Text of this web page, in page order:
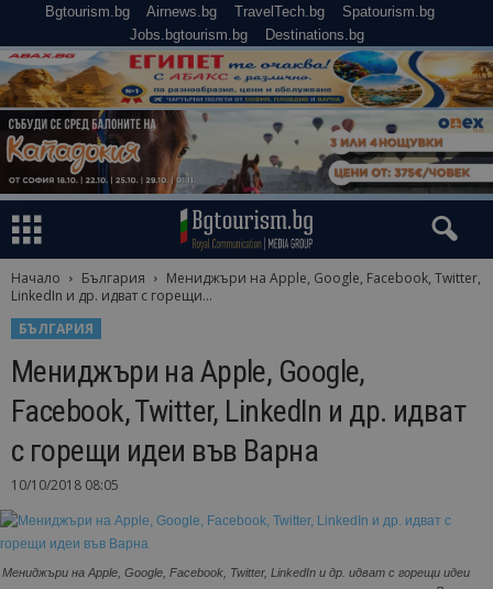
Bgtourism.bg Airnews.bg TravelTech.bg
Spatourism.bg
Jobs.bgtourism.bg
Destinations.bg
Начало България
Мениджъри на Apple, Google, Facebook, Twitter,
LinkedIn и др. идват с горещи...
БЪЛГАРИЯ
Мениджъри на Apple, Google,
Facebook, Twitter, LinkedIn и др. идват
с горещи идеи във Варна
10/10/2018 08:05
Мениджъри на Apple, Google, Facebook, Twitter, LinkedIn и др. идват с горещи идеи